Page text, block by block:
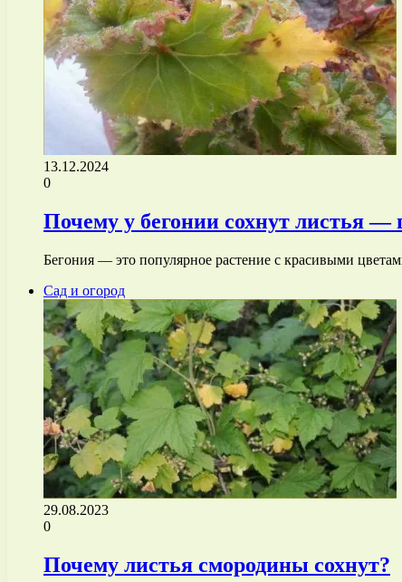
13.12.2024
0
Почему у бегонии сохнут листья
Бегония — это популярное растение с красивыми
Сад и огород
29.08.2023
0
Почему листья смородины сохнут?